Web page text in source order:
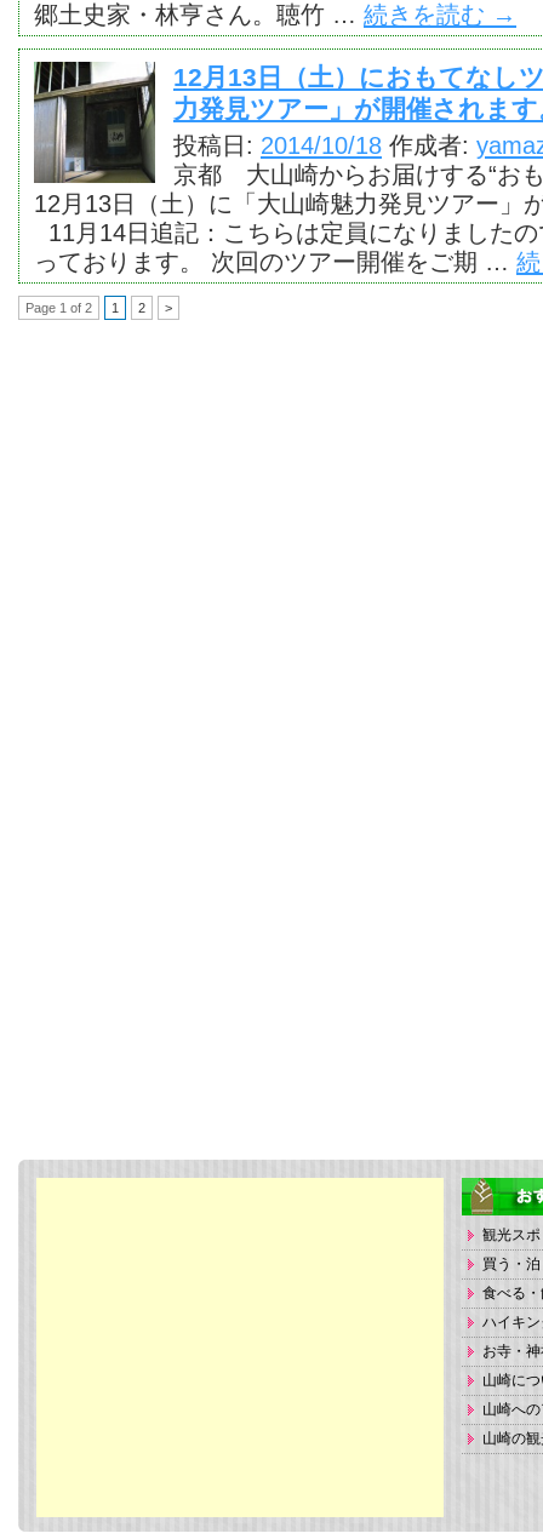
郷土史家・林亨さん。聴竹 … 続きを読む →
12月13日（土）におもてなし
力発見ツアー」が開催されます
投稿日: 2014/10/18 作成者:
京都 大山崎からお届けする“お
12月13日（土）に「大山崎魅力発見ツアー」
11月14日追記：こちらは定員になりました
っております。 次回のツアー開催をご期 …
Page 1 of 2 1 2 >
観光ス
買う・
食べる
ハイキ
お寺・
山崎に
山崎へ
山崎の